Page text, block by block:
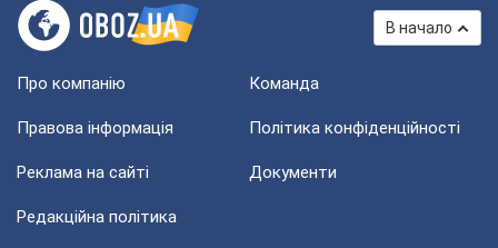
В начало
Про компанію Команда
Правова інформація Політика конфіденційності
Реклама на сайті Документи
Редакційна політика